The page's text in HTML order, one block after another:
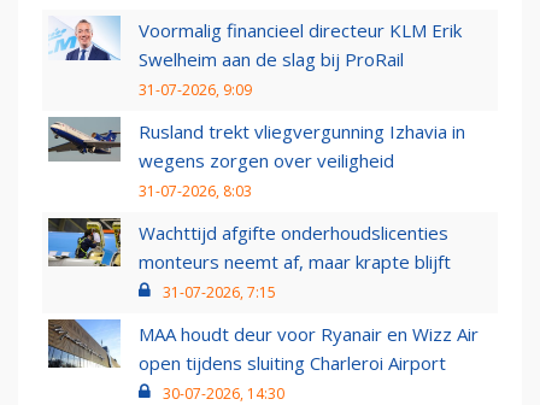
Voormalig financieel directeur KLM Erik
Swelheim aan de slag bij ProRail
31-07-2026, 9:09
Rusland trekt vliegvergunning Izhavia in
wegens zorgen over veiligheid
31-07-2026, 8:03
Wachttijd afgifte onderhoudslicenties
monteurs neemt af, maar krapte blijft
31-07-2026, 7:15
MAA houdt deur voor Ryanair en Wizz Air
open tijdens sluiting Charleroi Airport
30-07-2026, 14:30